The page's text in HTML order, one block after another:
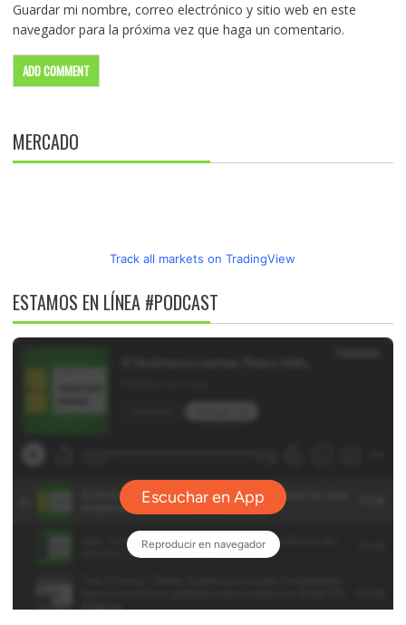
Guardar mi nombre, correo electrónico y sitio web en este
navegador para la próxima vez que haga un comentario.
MERCADO
Track all markets on TradingView
ESTAMOS EN LÍNEA #PODCAST